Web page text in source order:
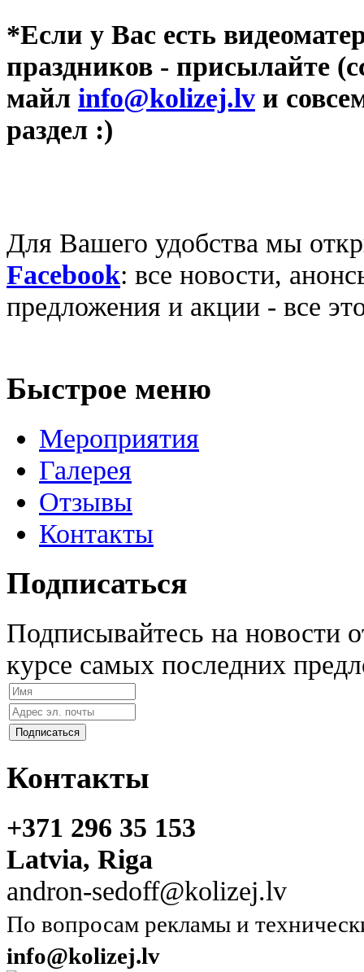
*Если у Вас есть
праздников - присылайте
майл info@kolizej.lv и
раздел :)
Для Вашего удобства мы
Facebook: все новости,
предложения и акции - все
Быстрое меню
Мероприятия
Галерея
Отзывы
Контакты
Подписаться
Подписывайтесь на новости
курсе самых последних
Контакты
+371 296 35 153
Latvia, Riga
andron-sedoff@kolizej.lv
По вопросам рекламы и
info@kolizej.lv